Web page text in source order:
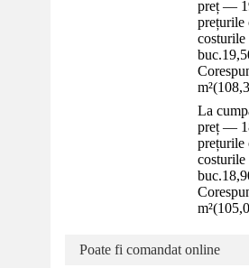
preț —
prețurile
buc.
m²(
La
preț —
prețurile
buc.
m²(
Poate fi comandat online